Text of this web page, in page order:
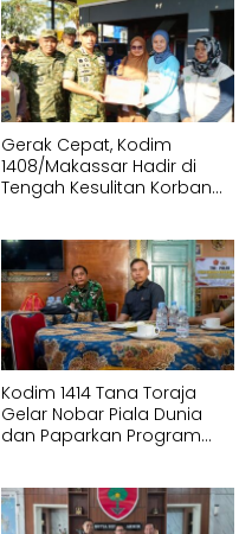
Gerak Cepat, Kodim
1408/Makassar Hadir di
Tengah Kesulitan Korban
Kodim 1414 Tana Toraja
Gelar Nobar Piala Dunia
dan Paparkan Program